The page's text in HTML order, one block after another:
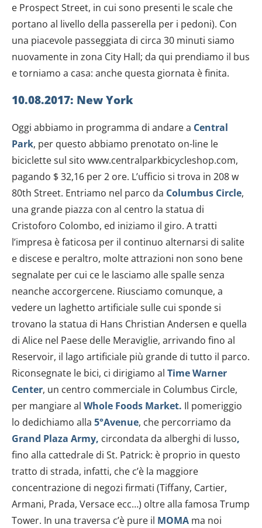
e Prospect Street, in cui sono presenti le scale che
portano al livello della passerella per i pedoni). Con
una piacevole passeggiata di circa 30 minuti siamo
nuovamente in zona City Hall; da qui prendiamo il bus
e torniamo a casa: anche questa giornata è finita.
10.08.2017: New York
Oggi abbiamo in programma di andare a Central
Park, per questo abbiamo prenotato on-line le
biciclette sul sito www.centralparkbicycleshop.com,
pagando $ 32,16 per 2 ore. L’ufficio si trova in 208 w
80th Street. Entriamo nel parco da Columbus Circle,
una grande piazza con al centro la statua di
Cristoforo Colombo, ed iniziamo il giro. A tratti
l’impresa è faticosa per il continuo alternarsi di salite
e discese e peraltro, molte attrazioni non sono bene
segnalate per cui ce le lasciamo alle spalle senza
neanche accorgercene. Riusciamo comunque, a
vedere un laghetto artificiale sulle cui sponde si
trovano la statua di Hans Christian Andersen e quella
di Alice nel Paese delle Meraviglie, arrivando fino al
Reservoir, il lago artificiale più grande di tutto il parco.
Riconsegnate le bici, ci dirigiamo al Time Warner
Center, un centro commerciale in Columbus Circle,
per mangiare al Whole Foods Market. Il pomeriggio
lo dedichiamo alla 5°Avenue, che percorriamo da
Grand Plaza Army, circondata da alberghi di lusso,
fino alla cattedrale di St. Patrick: è proprio in questo
tratto di strada, infatti, che c’è la maggiore
concentrazione di negozi firmati (Tiffany, Cartier,
Armani, Prada, Versace ecc…) oltre alla famosa Trump
Tower. In una traversa c’è pure il MOMA ma noi